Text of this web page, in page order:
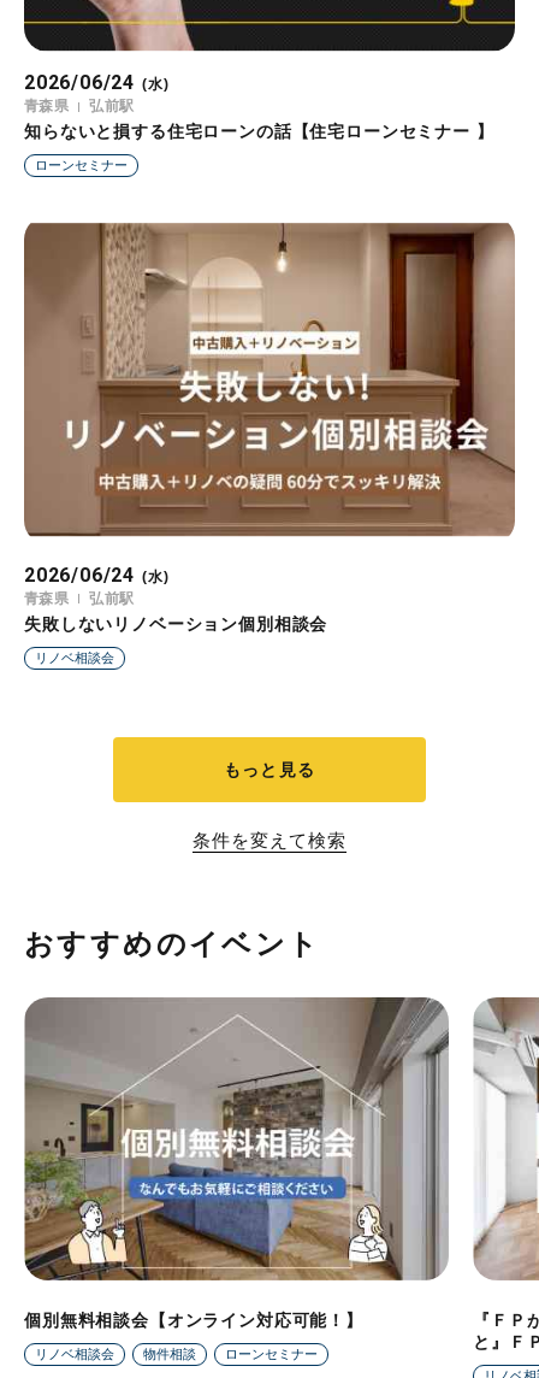
2026/06/24 (水)
青森県
弘前駅
知らないと損する住宅ローンの話【住宅ローンセミナー 】
ローンセミナー
2026/06/24 (水)
青森県
弘前駅
失敗しないリノベーション個別相談会
リノベ相談会
もっと見る
条件を変えて検索
おすすめのイベント
個別無料相談会【オンライン対応可能！】
リノベ相談会 物件相談 ローンセミナー
『ＦＰ
と』Ｆ